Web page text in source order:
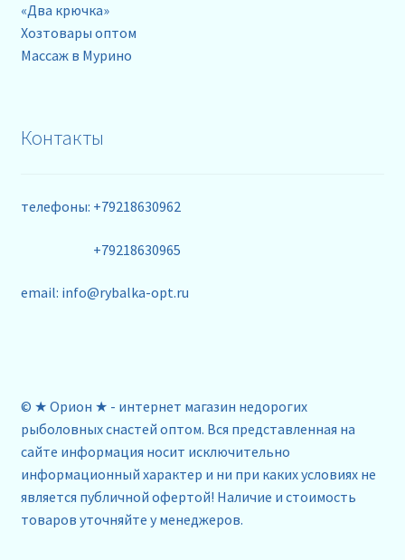
«Два крючка»
Хозтовары оптом
Массаж в Мурино
Контакты
телефоны: +79218630962
+79218630965
email: info@rybalka-opt.ru
© ★ Орион ★ - интернет магазин недорогих
рыболовных снастей оптом. Вся представленная на
сайте информация носит исключительно
информационный характер и ни при каких условиях не
является публичной офертой! Наличие и стоимость
товаров уточняйте у менеджеров.